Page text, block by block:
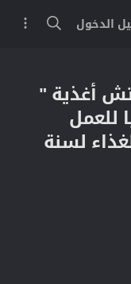
الدخول
أغذية "
للعمل
لسنة